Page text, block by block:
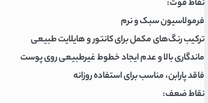
نقاط قوت:
فرمولاسیون سبک و نرم
ترکیب رنگ‌های مکمل برای کانتور و هایلایت طبیعی
ماندگاری بالا و عدم ایجاد خطوط غیرطبیعی روی پوست
فاقد پارابن، مناسب برای استفاده روزانه
نقاط ضعف: